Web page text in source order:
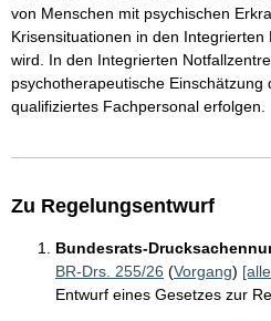
von Menschen mit psychischen
Krisensituationen in den
wird. In den Integrierten
psychotherapeutische
qualifiziertes Fachpersonal erfolgen.
Zu Regelungsentwurf
Bundesrats-
BR-Drs. 255/26 (Vorgang)
Entwurf eines Gesetzes zur